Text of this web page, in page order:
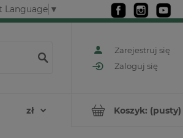
Language ▼
Zarejestruj się
Zaloguj się
Koszyk: (pusty)